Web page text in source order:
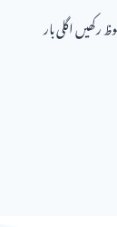
اگلی بار